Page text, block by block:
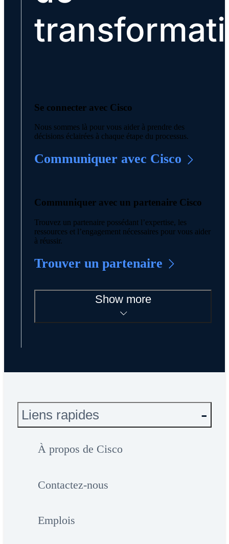
Se connecter avec Cisco
Nous sommes là pour vous aider à prendre des
décisions éclairées à chaque étape du processus.
Communiquer avec Cisco
Communiquer avec un partenaire Cisco
Trouvez un partenaire possédant l’expertise, les
ressources et l’engagement nécessaires pour vous aider
à réussir.
Trouver un partenaire
Show more
Liens rapides
À propos de Cisco
Contactez-nous
Emplois